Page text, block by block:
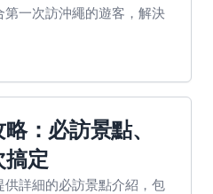
一次訪沖繩的遊客，解決
：必訪景點、
搞定
詳細的必訪景點介紹，包